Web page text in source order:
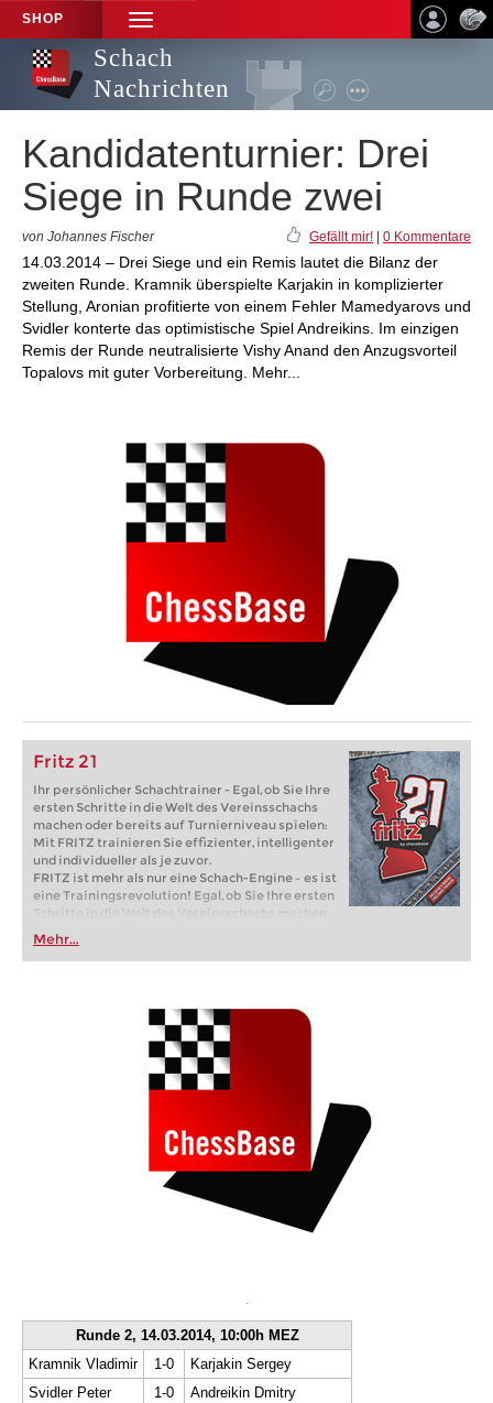
SHOP
TOGGLE
NAVIGATION
Schach
Nachrichten
Kandidatenturnier: Drei
Siege in Runde zwei
von Johannes Fischer Gefällt mir! 0 Kommentare
14.03.2014 – Drei Siege und ein Remis lautet die Bilanz der
zweiten Runde. Kramnik überspielte Karjakin in komplizierter
Stellung, Aronian profitierte von einem Fehler Mamedyarovs und
Svidler konterte das optimistische Spiel Andreikins. Im einzigen
Remis der Runde neutralisierte Vishy Anand den Anzugsvorteil
Topalovs mit guter Vorbereitung. Mehr...
Fritz 21
Ihr persönlicher Schachtrainer - Egal, ob Sie Ihre
ersten Schritte in die Welt des Vereinsschachs
machen oder bereits auf Turnierniveau spielen:
Mit FRITZ trainieren Sie effizienter, intelligenter
und individueller als je zuvor.
FRITZ ist mehr als nur eine Schach-Engine – es ist
eine Trainingsrevolution! Egal, ob Sie Ihre ersten
Schritte in die Welt des Vereinsschachs machen
oder bereits auf Turnierniveau spielen: Mit
FRITZ trainieren Sie effizienter, intelligenter und
individueller als je zuvor.
Mehr...
Runde 2, 14.03.2014, 10:00h MEZ
Kramnik Vladimir
1-0
Karjakin Sergey
Svidler Peter
1-0
Andreikin Dmitry